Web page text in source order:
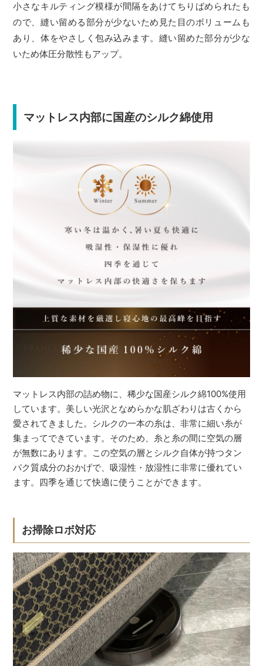
小さなキルティング模様が間隔をあけてちりばめられたも
ので、縫い留める部分が少ないため見た目のボリュームも
あり、体をやさしく包み込みます。縫い留めた部分が少な
いため体圧分散性もアップ。
マットレス内部に国産のシルク綿使用
マットレス内部の詰め物に、稀少な国産シルク綿100%使用
しています。美しい光沢となめらかな肌ざわりは古くから
愛されてきました。シルクの一本の糸は、非常に細い糸が
集まってできています。そのため、糸と糸の間に空気の層
が無数にあります。この空気の層とシルク自体が持つタン
パク質成分のおかげで、吸湿性・放湿性に非常に優れてい
ます。四季を通じて快適に使うことができます。
お掃除ロボ対応